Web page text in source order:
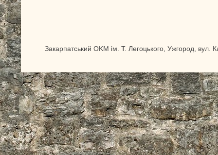
Закарпатський OKM ім. Т. Легоцького, Ужгород,